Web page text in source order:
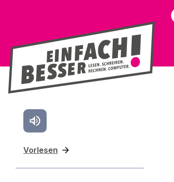
Vorlesen